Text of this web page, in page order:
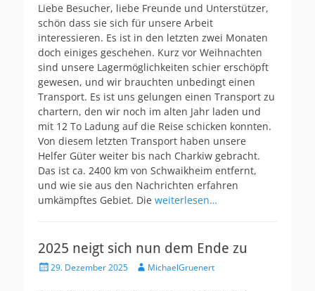
Liebe Besucher, liebe Freunde und Unterstützer,
schön dass sie sich für unsere Arbeit
interessieren. Es ist in den letzten zwei Monaten
doch einiges geschehen. Kurz vor Weihnachten
sind unsere Lagermöglichkeiten schier erschöpft
gewesen, und wir brauchten unbedingt einen
Transport. Es ist uns gelungen einen Transport zu
chartern, den wir noch im alten Jahr laden und
mit 12 To Ladung auf die Reise schicken konnten.
Von diesem letzten Transport haben unsere
Helfer Güter weiter bis nach Charkiw gebracht.
Das ist ca. 2400 km von Schwaikheim entfernt,
und wie sie aus den Nachrichten erfahren
umkämpftes Gebiet. Die weiterlesen…
2025 neigt sich nun dem Ende zu
Veröffentlicht
29. Dezember 2025 AutorMichaelGruenert